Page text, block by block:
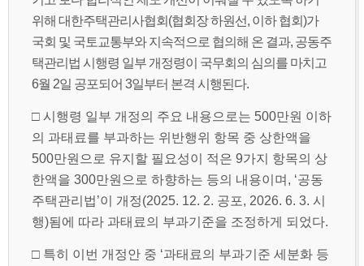
위해 대한주택관리사협회(협회장 하원선, 이하 협회)가
국회 및 국토교통부와 지속적으로 협의해 온 결과, 공동주
택관리법 시행령 일부 개정령이 국무회의 심의를 마치고
6월 2일 공포되어 3일부터 본격 시행된다.
□ 시행령 일부 개정의 주요 내용으로는 500만원 이하
의 과태료를 부과하는 위반행위 항목 중 상한액을
500만원으로 유지할 필요성이 적은 9가지 항목의 상
한액을 300만원으로 하향하는 등의 내용이며, ‘공동
주택관리법’이 개정(2025. 12. 2. 공포, 2026. 6. 3. 시
행)됨에 따라 과태료의 부과기준을 조정하게 되었다.
□ 특히 이번 개정안 중 ‘과태료의 부과기준 세분화 등